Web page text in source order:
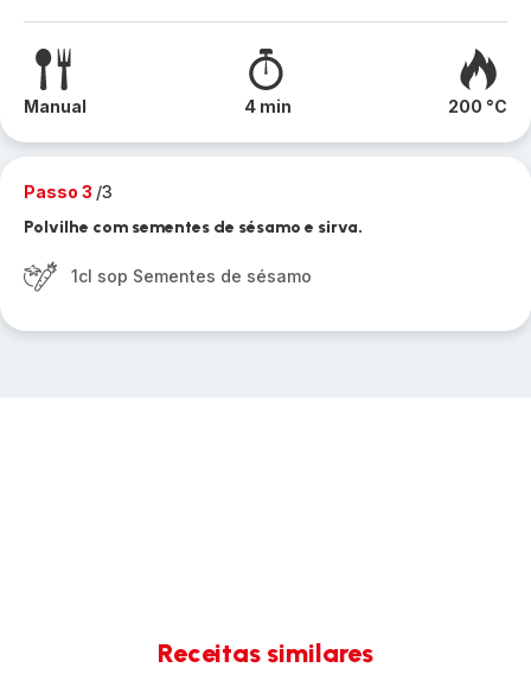
Manual 4 min 200 °C
Passo 3 /3
Polvilhe com sementes de sésamo e sirva.
1cl sop Sementes de sésamo
Receitas similares